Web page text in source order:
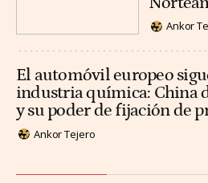
Ankor
El automóvil europeo
industria química: China
y su poder de fijación de
Ankor Tejero